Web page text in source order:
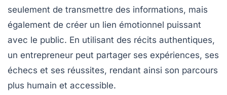
seulement de transmettre des informations, mais
également de créer un lien émotionnel puissant
avec le public. En utilisant des récits authentiques,
un entrepreneur peut partager ses expériences, ses
échecs et ses réussites, rendant ainsi son parcours
plus humain et accessible.